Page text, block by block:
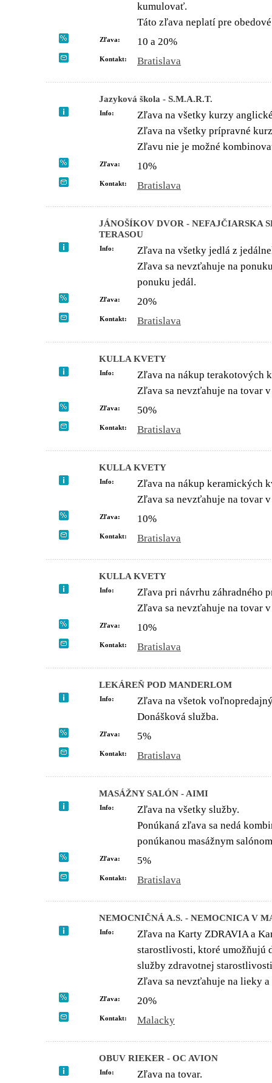
kumulovať.
Táto zľava neplatí pre
Zľava: 10 a 20%
Kontakt: Bratislava
Jazyková škola - S.M.A.R.T.
Info:
Zľava na všetky kurzy
Zľava na všetky prípravné
Zľavu nie je možné
Zľava: 10%
Kontakt: Bratislava
JÁNOŠÍKOV DVOR - NEFAJČIARSKA
TERASOU
Info:
Zľava na všetky jedlá z
Zľava sa nevzťahuje na
ponuku jedál.
Zľava: 20%
Kontakt: Bratislava
KULLA KVETY
Info:
Zľava na nákup terakotových
Zľava sa nevzťahuje na tovar
Zľava: 50%
Kontakt: Bratislava
KULLA KVETY
Info:
Zľava na nákup keramických
Zľava sa nevzťahuje na tovar
Zľava: 10%
Kontakt: Bratislava
KULLA KVETY
Info:
Zľava pri návrhu záhradného
Zľava sa nevzťahuje na tovar
Zľava: 10%
Kontakt: Bratislava
LEKÁREŇ POD MANDERLOM
Info:
Zľava na všetok
Donášková služba.
Zľava: 5%
Kontakt: Bratislava
MASÁŽNY SALÓN - AIMI
Info:
Zľava na všetky služby.
Ponúkaná zľava sa nedá
ponúkanou masážnym
Zľava: 5%
Kontakt: Bratislava
NEMOCNIČNÁ A.S. - NEMOCNICA V
Info:
Zľava na Karty ZDRAVIA a
starostlivosti, ktoré umožňujú
služby zdravotnej
Zľava sa nevzťahuje na lieky
Zľava: 20%
Kontakt: Malacky
OBUV RIEKER - OC AVION
Info: Zľava na tovar.